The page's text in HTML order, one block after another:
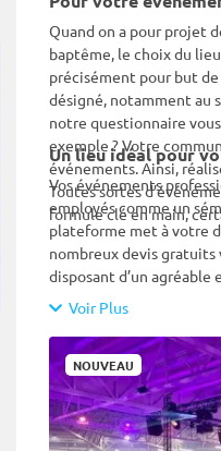
Quand on a pour projet
baptême, le choix du
précisément pour but
désigné, notamment au
notre questionnaire
exemple ? Votre
événements. Ainsi,
Toutes sortes
formule clé en main,
Un lieu idéal pour
Vos événements
employés comme un
plateforme met à votre
nombreux devis
disposant d’un
exemple. Que vous
spécifiquement sur
Voir Plus
NOUVEAU